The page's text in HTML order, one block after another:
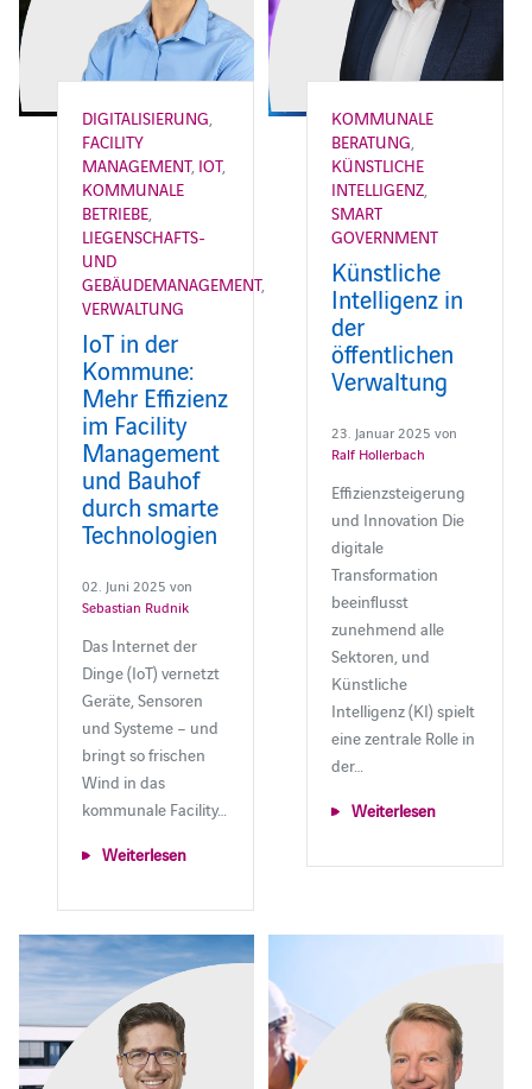
DIGITALISIERUNG,
FACILITY
MANAGEMENT, IOT,
KOMMUNALE
BETRIEBE,
LIEGENSCHAFTS-
UND
GEBÄUDEMANAGEMENT,
VERWALTUNG
IoT in der
Kommune:
Mehr Effizienz
im Facility
Management
und Bauhof
durch smarte
Technologien
02. Juni 2025 von
Sebastian Rudnik
Das Internet der
Dinge (IoT) vernetzt
Geräte, Sensoren
und Systeme – und
bringt so frischen
Wind in das
kommunale Facility…
Weiterlesen
KOMMUNALE
BERATUNG,
KÜNSTLICHE
INTELLIGENZ,
SMART
GOVERNMENT
Künstliche
Intelligenz in
der
öffentlichen
Verwaltung
23. Januar 2025 von
Ralf Hollerbach
Effizienzsteigerung
und Innovation Die
digitale
Transformation
beeinflusst
zunehmend alle
Sektoren, und
Künstliche
Intelligenz (KI) spielt
eine zentrale Rolle in
der…
Weiterlesen